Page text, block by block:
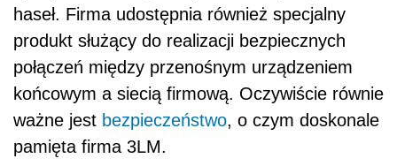
haseł. Firma udostępnia również specjalny
produkt służący do realizacji bezpiecznych
połączeń między przenośnym urządzeniem
końcowym a siecią firmową. Oczywiście równie
ważne jest bezpieczeństwo, o czym doskonale
pamięta firma 3LM.